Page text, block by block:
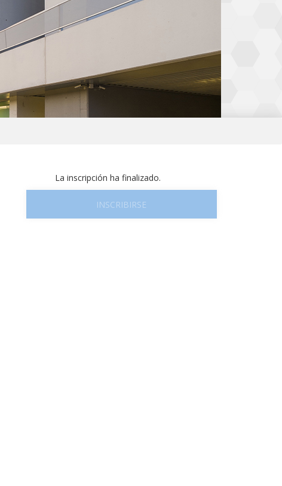
La inscripción ha finalizado.
INSCRIBIRSE